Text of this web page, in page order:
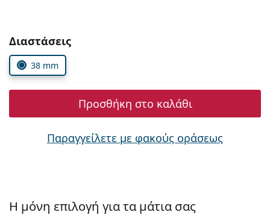
Συμπληρώστε τις παράμετρους
Διαστάσεις
38 mm
Προσθήκη στο καλάθι
Παραγγείλετε με φακούς οράσεως
Η μόνη επιλογή για τα μάτια σας